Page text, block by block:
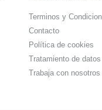
Terminos y
Contacto
Política de cookies
Tratamiento de
Trabaja con nosotros